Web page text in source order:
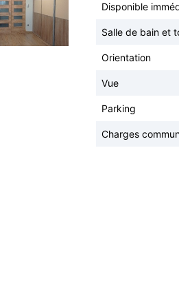
Disponible
Salle de bain et
Orientation
Vue
Parking
Charges